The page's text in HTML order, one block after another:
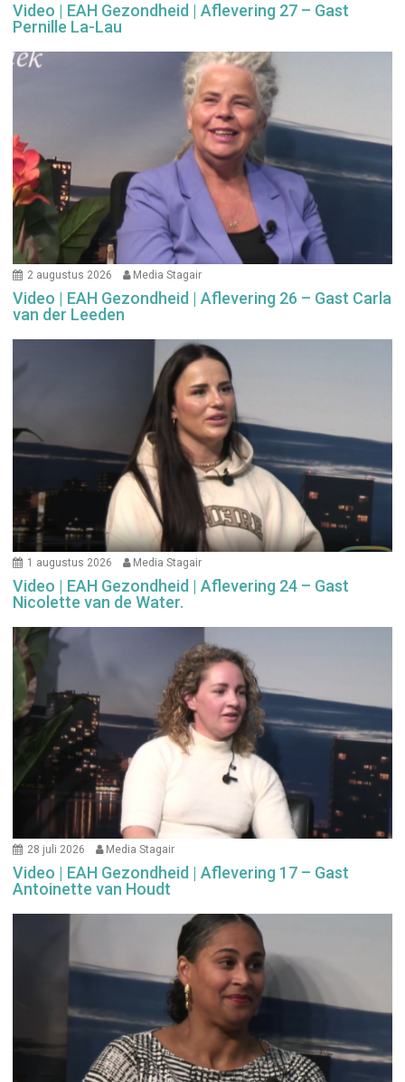
Video | EAH Gezondheid | Aflevering 27 – Gast
Pernille La-Lau
2 augustus 2026 Media Stagair
Video | EAH Gezondheid | Aflevering 26 – Gast Carla
van der Leeden
1 augustus 2026 Media Stagair
Video | EAH Gezondheid | Aflevering 24 – Gast
Nicolette van de Water.
28 juli 2026 Media Stagair
Video | EAH Gezondheid | Aflevering 17 – Gast
Antoinette van Houdt